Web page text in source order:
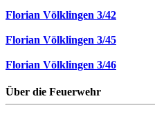
Florian Völklingen 3/42
Florian Völklingen 3/45
Florian Völklingen 3/46
Über die Feuerwehr